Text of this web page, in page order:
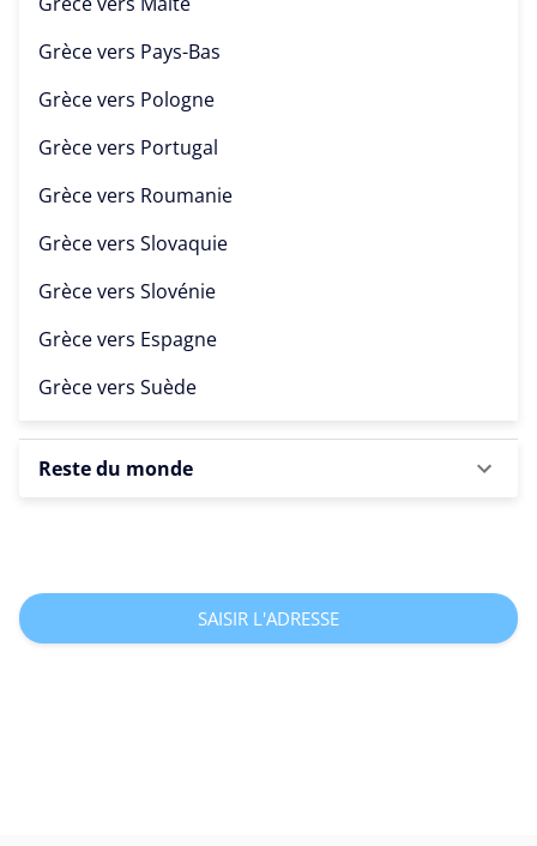
Grèce vers Pays-Bas
Grèce vers Pologne
Grèce vers Portugal
Grèce vers Roumanie
Grèce vers Slovaquie
Grèce vers Slovénie
Grèce vers Espagne
Grèce vers Suède
Reste du monde
SAISIR L'ADRESSE